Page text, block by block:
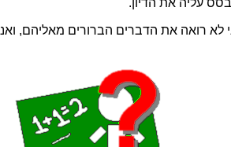
עליה את הדיון.
לא רואה את הדברים הברורים מאליהם,